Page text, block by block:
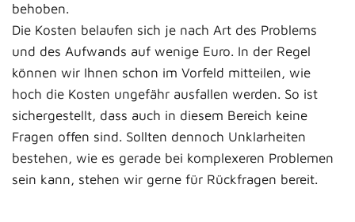
behoben.
Die Kosten belaufen sich je nach Art des Problems
und des Aufwands auf wenige Euro. In der Regel
können wir Ihnen schon im Vorfeld mitteilen, wie
hoch die Kosten ungefähr ausfallen werden. So ist
sichergestellt, dass auch in diesem Bereich keine
Fragen offen sind. Sollten dennoch Unklarheiten
bestehen, wie es gerade bei komplexeren Problemen
sein kann, stehen wir gerne für Rückfragen bereit.